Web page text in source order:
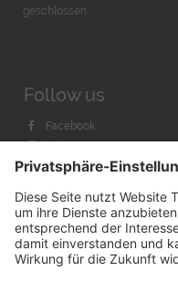
geschlossen
Follow us
Facebook
Instagram
Youtube